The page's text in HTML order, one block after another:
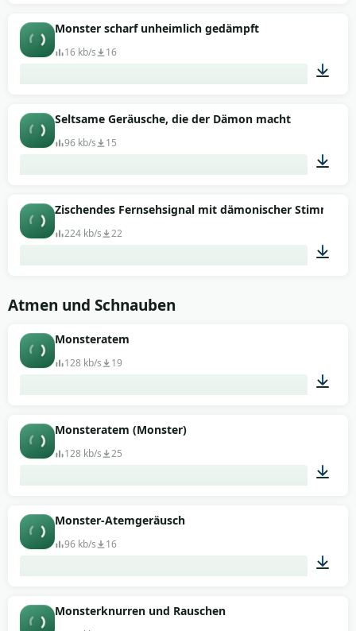
Monster scharf unheimlich gedämpft
16 kb/s 16
Seltsame Geräusche, die der Dämon macht
96 kb/s 15
00:11
Zischendes Fernsehsignal mit dämonischer Stimme
224 kb/s 22
Atmen und Schnauben
Monsteratem
128 kb/s 19
Monsteratem (Monster)
128 kb/s 25
Monster-Atemgeräusch
96 kb/s 16
Monsterknurren und Rauschen